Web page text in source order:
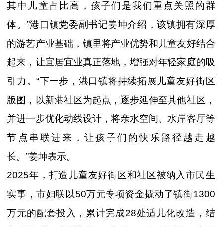
其中儿童占比高，孩子们是我们重点关照的群
体。”港口镇党委副书记姜坤介绍，该镇拥有深厚
的游艺产业基础，镇里将产业优势和儿童友好结合
起来，让宜居宜业真正落地，增强对年轻家庭的吸
引力。“下一步，港口镇将持续拓展儿童友好街区
版图，以新港社区为起点，逐步延伸至其他社区，
并进一步优化动线设计，将亲水空间、水岸客厅等
节点串联进来，让孩子们的快乐路径越走越
长。”姜坤表示。
2025年，打造儿童友好街区和社区被纳入市民生
实事，市妇联以50万元专项资金撬动了镇街1300
万元的配套投入，累计完成28处适儿化改造，结